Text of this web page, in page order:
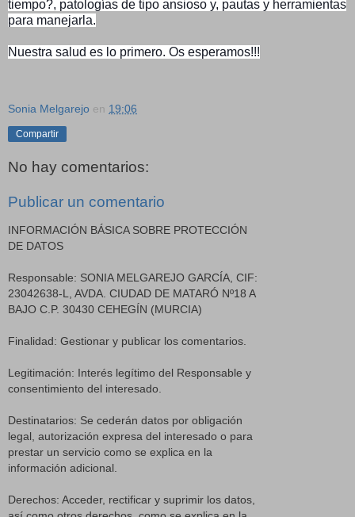
tiempo?, patologías de tipo ansioso y, pautas y herramientas
para manejarla.
Nuestra salud es lo primero. Os esperamos!!!
Sonia Melgarejo en 19:06
Compartir
No hay comentarios:
Publicar un comentario
INFORMACIÓN BÁSICA SOBRE PROTECCIÓN
DE DATOS
Responsable: SONIA MELGAREJO GARCÍA, CIF:
23042638-L, AVDA. CIUDAD DE MATARÓ Nº18 A
BAJO C.P. 30430 CEHEGÍN (MURCIA)
Finalidad: Gestionar y publicar los comentarios.
Legitimación: Interés legítimo del Responsable y
consentimiento del interesado.
Destinatarios: Se cederán datos por obligación
legal, autorización expresa del interesado o para
prestar un servicio como se explica en la
información adicional.
Derechos: Acceder, rectificar y suprimir los datos,